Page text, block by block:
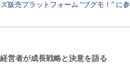
販売プラットフォーム “ブグモ！” に参
営者が成長戦略と決意を語る